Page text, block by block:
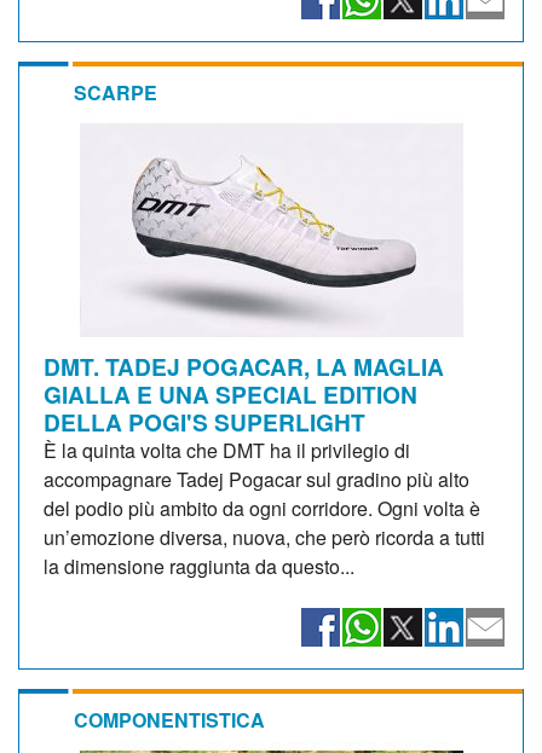
SCARPE
DMT. TADEJ POGACAR, LA MAGLIA
GIALLA E UNA SPECIAL EDITION
DELLA POGI'S SUPERLIGHT
È la quinta volta che DMT ha il privilegio di
accompagnare Tadej Pogacar sul gradino più alto
del podio più ambito da ogni corridore. Ogni volta è
un’emozione diversa, nuova, che però ricorda a tutti
la dimensione raggiunta da questo...
COMPONENTISTICA